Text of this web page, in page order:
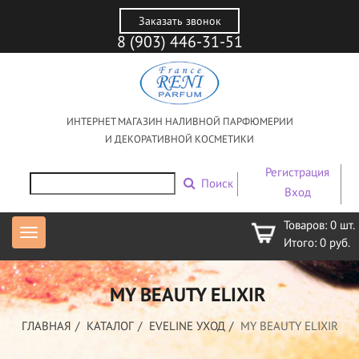
Заказать звонок
8 (903) 446-31-51
ИНТЕРНЕТ МАГАЗИН НАЛИВНОЙ ПАРФЮМЕРИИ
И ДЕКОРАТИВНОЙ КОСМЕТИКИ
Поиск
Регистрация
Вход
Товаров: 0 шт.
Итого: 0 руб.
MY BEAUTY ELIXIR
ГЛАВНАЯ КАТАЛОГ EVELINE УХОД MY BEAUTY ELIXIR